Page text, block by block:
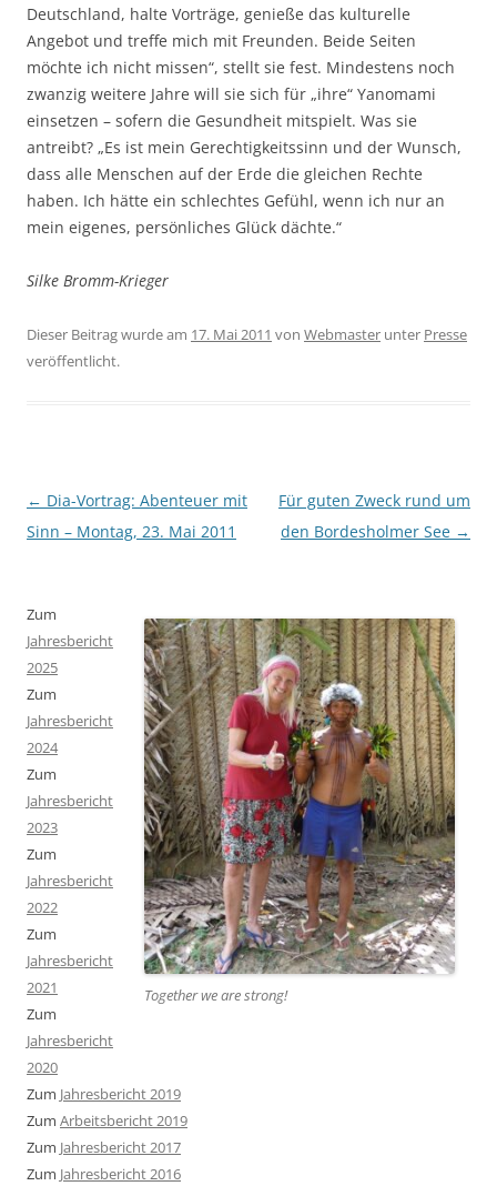
Deutschland, halte Vorträge, genieße das kulturelle
Angebot und treffe mich mit Freunden. Beide Seiten
möchte ich nicht missen“, stellt sie fest. Mindestens noch
zwanzig weitere Jahre will sie sich für „ihre“ Yanomami
einsetzen – sofern die Gesundheit mitspielt. Was sie
antreibt? „Es ist mein Gerechtigkeitssinn und der Wunsch,
dass alle Menschen auf der Erde die gleichen Rechte
haben. Ich hätte ein schlechtes Gefühl, wenn ich nur an
mein eigenes, persönliches Glück dächte.“
Silke Bromm-Krieger
Dieser Beitrag wurde am 17. Mai 2011 von Webmaster unter Presse
veröffentlicht.
Beitragsnavigation
← Dia-Vortrag: Abenteuer mit
Sinn – Montag, 23. Mai 2011
Für guten Zweck rund um
den Bordesholmer See →
Together we are strong!
Zum
Jahresbericht
2025
Zum
Jahresbericht
2024
Zum
Jahresbericht
2023
Zum
Jahresbericht
2022
Zum
Jahresbericht
2021
Zum
Jahresbericht
2020
Zum Jahresbericht 2019
Zum Arbeitsbericht 2019
Zum Jahresbericht 2017
Zum Jahresbericht 2016